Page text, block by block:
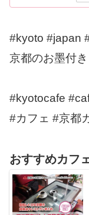
#kyoto #japan
京都のお墨付
#kyotocafe
#カフェ #京都
おすすめカフ